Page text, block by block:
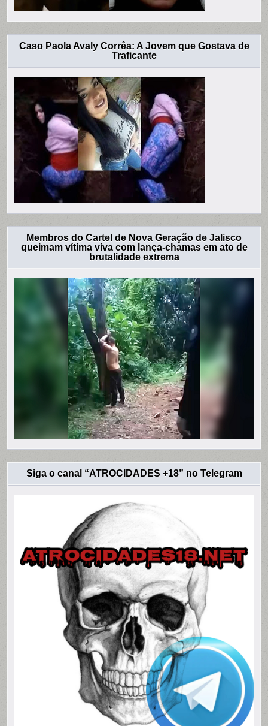
Caso Paola Avaly Corrêa: A Jovem que Gostava de
Traficante
Membros do Cartel de Nova Geração de Jalisco
queimam vítima viva com lança-chamas em ato de
brutalidade extrema
Siga o canal “ATROCIDADES +18” no Telegram